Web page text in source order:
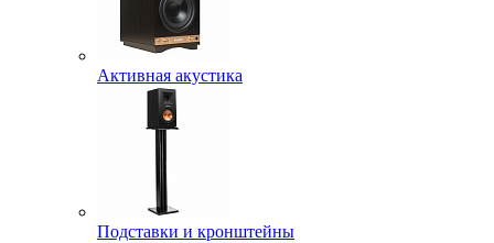
Активная акустика
Подставки и кронштейны